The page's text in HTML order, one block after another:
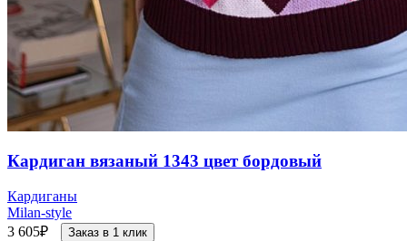
Кардиган вязаный 1343 цвет бордовый
Кардиганы
Milan-style
3 605₽ Заказ в 1 клик